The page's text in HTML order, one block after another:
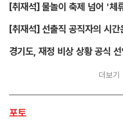
[취재석] 선출직 공직자의 시
더보기
포토